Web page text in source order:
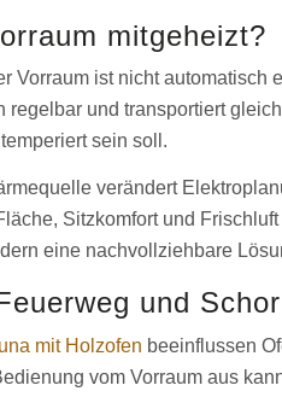
mitgeheizt?
Vorraum ist nicht automatisch
regelbar und transportiert
sein soll.
verändert
Sitzkomfort und
eine nachvollziehbare
und
mit Holzofen beeinflussen
vom Vorraum aus